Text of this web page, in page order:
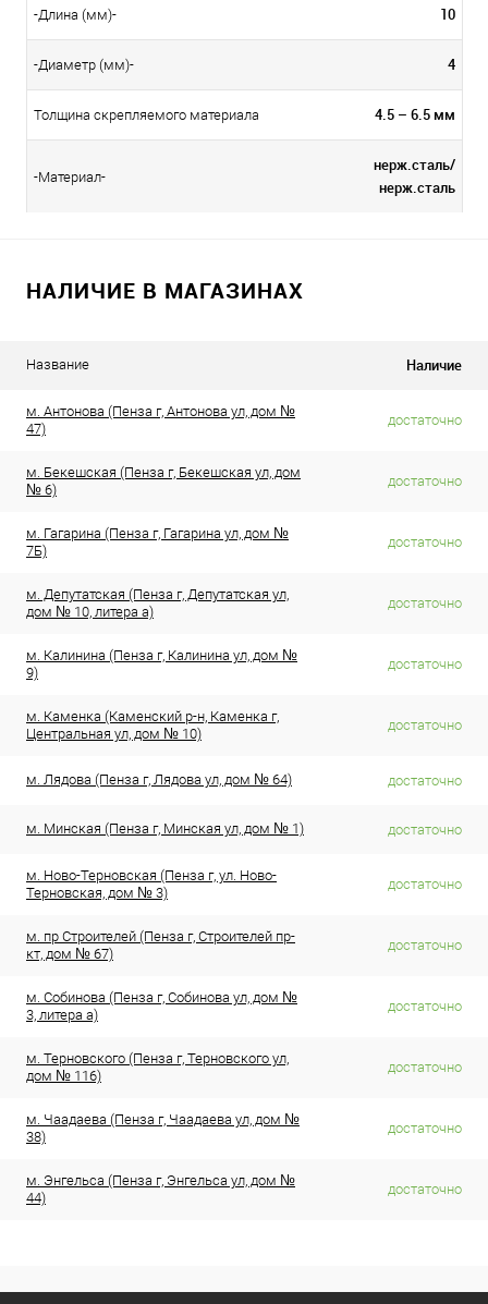
-Длина (мм)- 10
-Диаметр (мм)- 4
Толщина скрепляемого материала 4.5 – 6.5 мм
-Материал-
нерж.сталь/
нерж.сталь
НАЛИЧИЕ В МАГАЗИНАХ
Название Наличие
м. Антонова (Пенза г, Антонова ул, дом №
47)
достаточно
м. Бекешская (Пенза г, Бекешская ул, дом
№ 6)
достаточно
м. Гагарина (Пенза г, Гагарина ул, дом №
7Б)
достаточно
м. Депутатская (Пенза г, Депутатская ул,
дом № 10, литера а)
достаточно
м. Калинина (Пенза г, Калинина ул, дом №
9)
достаточно
м. Каменка (Каменский р-н, Каменка г,
Центральная ул, дом № 10)
достаточно
м. Лядова (Пенза г, Лядова ул, дом № 64) достаточно
м. Минская (Пенза г, Минская ул, дом № 1) достаточно
м. Ново-Терновская (Пенза г, ул. Ново-
Терновская, дом № 3)
достаточно
м. пр Строителей (Пенза г, Строителей пр-
кт, дом № 67)
достаточно
м. Собинова (Пенза г, Собинова ул, дом №
3, литера а)
достаточно
м. Терновского (Пенза г, Терновского ул,
дом № 116)
достаточно
м. Чаадаева (Пенза г, Чаадаева ул, дом №
38)
достаточно
м. Энгельса (Пенза г, Энгельса ул, дом №
44)
достаточно